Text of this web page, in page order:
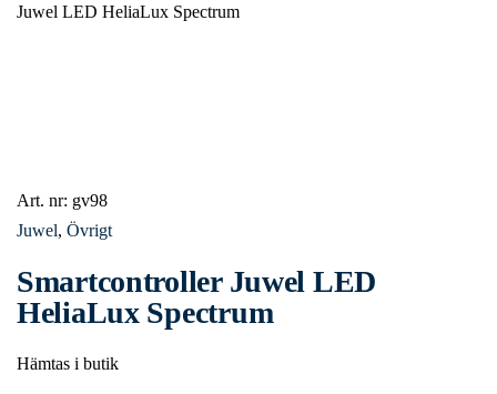
g
e
h
Juwel LED HeliaLux Spectrum
Art. nr: gv98
Juwel, Övrigt
Smartcontroller Juwel LED
HeliaLux Spectrum
Hämtas i butik